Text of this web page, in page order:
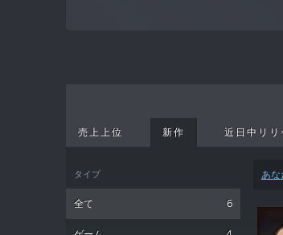
売上上位 新作 近日中リリ
タイプ
全て 6
あな